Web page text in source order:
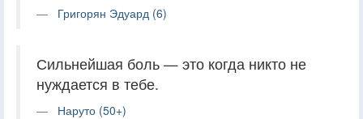
Григорян Эдуард (6)
Сильнейшая боль — это когда никто не
нуждается в тебе.
Наруто (50+)